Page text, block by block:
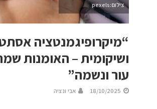
צילום:pexels
“מיקרופיגמנטציה
ושיקומית – האומנות
עור ונשמה”
18/10/2025 אבי ונציה